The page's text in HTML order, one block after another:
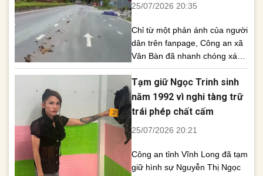
tỏ lòng biết ơn sâu sắc đối với
25/07/2026 20:35
Chỉ từ một phản ánh của người
dân trên fanpage, Công an xã
Văn Bàn đã nhanh chóng xác
minh, mời lái xe làm việc và
kiểm tra thực tế. Sau khi người
vi phạm tự giác khắc phục, dọn
sạch bùn đất trên mặt đường,
định không xử phạt [...]
Tạm giữ Ngọc Trinh sinh
năm 1992 vì nghi tàng trữ
trái phép chất cấm
25/07/2026 20:21
Công an tỉnh Vĩnh Long đã tạm
giữ hình sự Nguyễn Thị Ngọc